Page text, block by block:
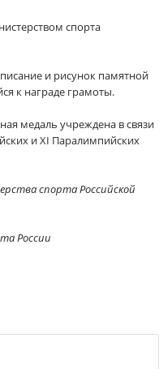
спорта
и рисунок памятной
к награде грамоты.
медаль учреждена в связи
и XI Паралимпийских
спорта Российской
России